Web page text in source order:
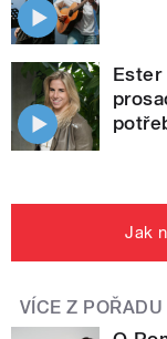
Jak
VÍCE Z POŘADU